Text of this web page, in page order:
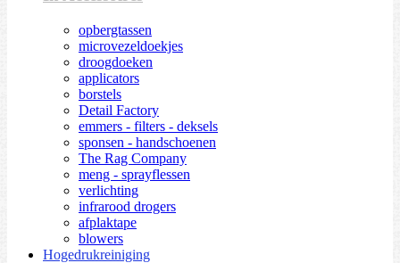
opbergtassen
microvezeldoekjes
droogdoeken
applicators
borstels
Detail Factory
emmers - filters - deksels
sponsen - handschoenen
The Rag Company
meng - sprayflessen
verlichting
infrarood drogers
afplaktape
blowers
Hogedrukreiniging